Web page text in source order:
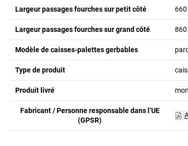
Largeur passages fourches sur petit côté 660
Largeur passages fourches sur grand côté 860
Modèle de caisses-palettes gerbables
Type de produit
Produit livré
Fabricant / Personne responsable dans l’UE
(GPSR)